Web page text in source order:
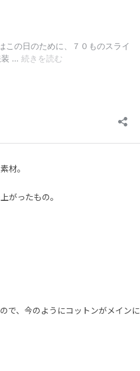
材。
がったもの。
で、今のようにコットンがメインに